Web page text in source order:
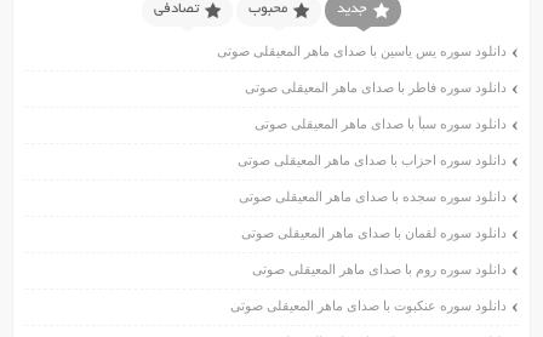
آذر ۱۴۰۰
آبان ۱۴۰۰
اسفند ۱۳۹۹
آبان ۱۳۹۹
مهر ۱۳۹۹
جدید محبوب تصادفی
دانلود سوره یس یاسین با صدای ماهر المعیقلی صوتی
دانلود سوره فاطر با صدای ماهر المعیقلی صوتی
دانلود سوره سبأ با صدای ماهر المعیقلی صوتی
دانلود سوره احزاب با صدای ماهر المعیقلی صوتی
دانلود سوره سجده با صدای ماهر المعیقلی صوتی
دانلود سوره لقمان با صدای ماهر المعیقلی صوتی
دانلود سوره روم با صدای ماهر المعیقلی صوتی
دانلود سوره عنکبوت با صدای ماهر المعیقلی صوتی